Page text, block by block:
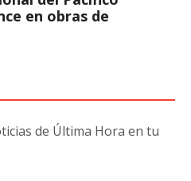
en obras de
de Última Hora en tu